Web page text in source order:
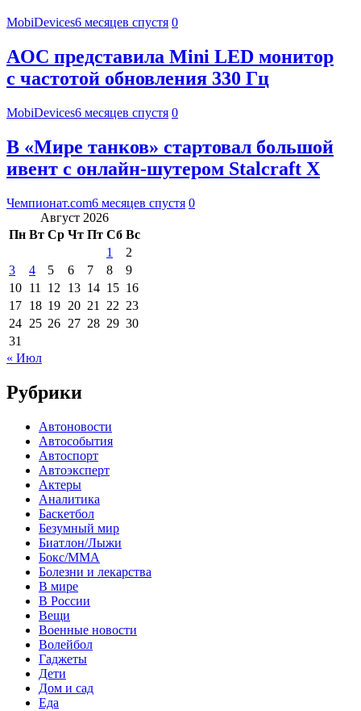
MobiDevices6 месяцев спустя 0
AOC представила Mini LED монитор
с частотой обновления 330 Гц
MobiDevices6 месяцев спустя 0
В «Мире танков» стартовал большой
ивент с онлайн-шутером Stalcraft X
Чемпионат.com6 месяцев спустя 0
Август 2026
Пн Вт Ср Чт Пт Сб Вс
1
2
3
4 5 6 7 8
9
10 11 12 13 14 15 16
17 18 19 20 21 22 23
24 25 26 27 28 29 30
31
« Июл
Рубрики
Автоновости
Автособытия
Автоспорт
Автоэксперт
Актеры
Аналитика
Баскетбол
Безумный мир
Биатлон/Лыжи
Бокс/MMA
Болезни и лекарства
В мире
В России
Вещи
Военные новости
Волейбол
Гаджеты
Дети
Дом и сад
Еда